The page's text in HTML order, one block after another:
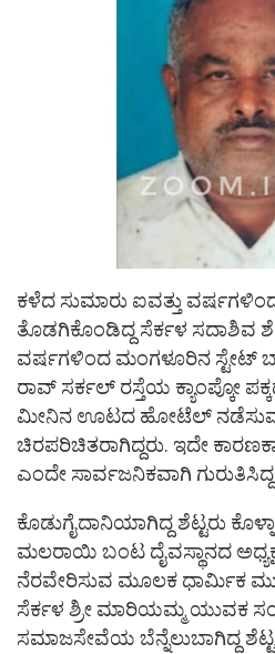
ಕಳೆದ ಸುಮಾರು ಐವತ್ತು
ತೊಡಗಿಕೊಂಡಿದ್ದ ಸೆರ್ಕಳ ಸದಾಶಿವ
ವರ್ಷಗಳಿಂದ ಮಂಗಳೂರಿನ ಸ್ಟೇಟ್
ರಾವ್ ಸರ್ಕಲ್ ರಸ್ತೆಯ ಕ್ಯಾಂಪ್ಕೋ
ಮೀನಿನ ಊಟದ ಹೋಟೆಲ್
ಚಿರಪರಿಚಿತರಾಗಿದ್ದರು. ಇದೇ
ಎಂದೇ ಸಾರ್ವಜನಿಕವಾಗಿ
ಕೊಡುಗೈದಾನಿಯಾಗಿದ್ದ ಶೆಟ್ಟರು
ಮಲರಾಯಿ ಬಂಟ ದೈವಸ್ಥಾನದ
ನೆರವೇರಿಸುವ ಮೂಲಕ ಧಾರ್ಮಿಕ
ಸೆರ್ಕಳ ಶ್ರೀ ಮಾರಿಯಮ್ಮ ಯುವಕ
ಸಮಾಜಸೇವೆಯ ಬೆನ್ನೆಲುಬಾಗಿದ್ದ